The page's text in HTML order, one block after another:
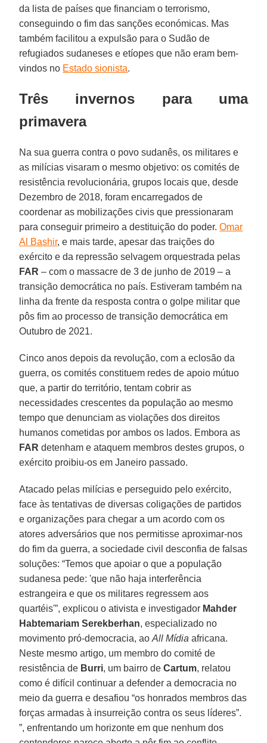
da lista de países que financiam o terrorismo,
conseguindo o fim das sanções económicas. Mas
também facilitou a expulsão para o Sudão de
refugiados sudaneses e etíopes que não eram bem-
vindos no Estado sionista.
Três invernos para uma
primavera
Na sua guerra contra o povo sudanês, os militares e
as milícias visaram o mesmo objetivo: os comités de
resistência revolucionária, grupos locais que, desde
Dezembro de 2018, foram encarregados de
coordenar as mobilizações civis que pressionaram
para conseguir primeiro a destituição do poder.Omar
Al Bashir, e mais tarde, apesar das traições do
exército e da repressão selvagem orquestrada pelas
FAR – com o massacre de 3 de junho de 2019 – a
transição democrática no país. Estiveram também na
linha da frente da resposta contra o golpe militar que
pôs fim ao processo de transição democrática em
Outubro de 2021.
Cinco anos depois da revolução, com a eclosão da
guerra, os comités constituem redes de apoio mútuo
que, a partir do território, tentam cobrir as
necessidades crescentes da população ao mesmo
tempo que denunciam as violações dos direitos
humanos cometidas por ambos os lados. Embora as
FAR detenham e ataquem membros destes grupos, o
exército proibiu-os em Janeiro passado.
Atacado pelas milícias e perseguido pelo exército,
face às tentativas de diversas coligações de partidos
e organizações para chegar a um acordo com os
atores adversários que nos permitisse aproximar-nos
do fim da guerra, a sociedade civil desconfia de falsas
soluções: “Temos que apoiar o que a população
sudanesa pede: 'que não haja interferência
estrangeira e que os militares regressem aos
quartéis'”, explicou o ativista e investigador Mahder
Habtemariam Serekberhan, especializado no
movimento pró-democracia, aoAll Mídia africana.
Neste mesmo artigo, um membro do comité de
resistência de Burri, um bairro deCartum, relatou
como é difícil continuar a defender a democracia no
meio da guerra e desafiou “os honrados membros das
forças armadas à insurreição contra os seus líderes”.
”, enfrentando um horizonte em que nenhum dos